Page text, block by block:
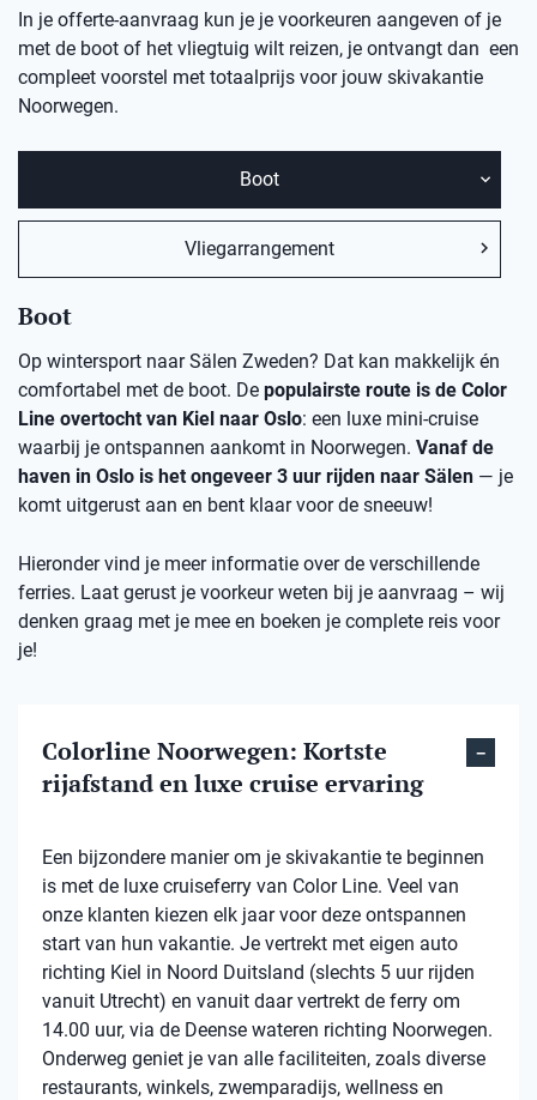
In je offerte-aanvraag kun je je voorkeuren aangeven of je
met de boot of het vliegtuig wilt reizen, je ontvangt dan een
compleet voorstel met totaalprijs voor jouw skivakantie
Noorwegen.
Boot
Vliegarrangement
Boot
Op wintersport naar Sälen Zweden? Dat kan makkelijk én
comfortabel met de boot. De populairste route is de Color
Line overtocht van Kiel naar Oslo: een luxe mini-cruise
waarbij je ontspannen aankomt in Noorwegen. Vanaf de
haven in Oslo is het ongeveer 3 uur rijden naar Sälen — je
komt uitgerust aan en bent klaar voor de sneeuw!
Hieronder vind je meer informatie over de verschillende
ferries. Laat gerust je voorkeur weten bij je aanvraag – wij
denken graag met je mee en boeken je complete reis voor
je!
Colorline Noorwegen: Kortste
rijafstand en luxe cruise ervaring
Een bijzondere manier om je skivakantie te beginnen
is met de luxe cruiseferry van Color Line. Veel van
onze klanten kiezen elk jaar voor deze ontspannen
start van hun vakantie. Je vertrekt met eigen auto
richting Kiel in Noord Duitsland (slechts 5 uur rijden
vanuit Utrecht) en vanuit daar vertrekt de ferry om
14.00 uur, via de Deense wateren richting Noorwegen.
Onderweg geniet je van alle faciliteiten, zoals diverse
restaurants, winkels, zwemparadijs, wellness en